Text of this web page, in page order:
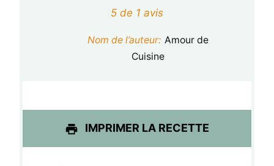
t
e
s
t
e
s
é
t
o
e
s
é
t
e
s
t
e
5de 1 avis
Nom de l’auteur: Amour de
Cuisine
IMPRIMER LA RECETTE